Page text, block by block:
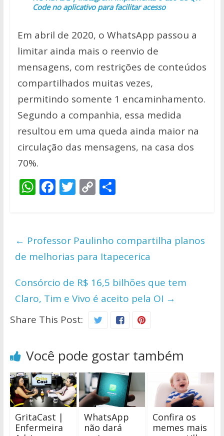
Code no aplicativo para facilitar acesso
Em abril de 2020, o WhatsApp passou a
limitar ainda mais o reenvio de
mensagens, com restrições de conteúdos
compartilhados muitas vezes,
permitindo somente 1 encaminhamento.
Segundo a companhia, essa medida
resultou em uma queda ainda maior na
circulação das mensagens, na casa dos
70%.
W
s
A
p
p
F
b
o
o
k
T
er
C
y
Li
n
k
S
e
← Professor Paulinho compartilha planos
de melhorias para Itapecerica
Consórcio de R$ 16,5 bilhões que tem
Claro, Tim e Vivo é aceito pela OI →
Share This Post:
Você pode gostar também
GritaCast |
Enfermeira
WhatsApp
não dará
Confira os
memes mais